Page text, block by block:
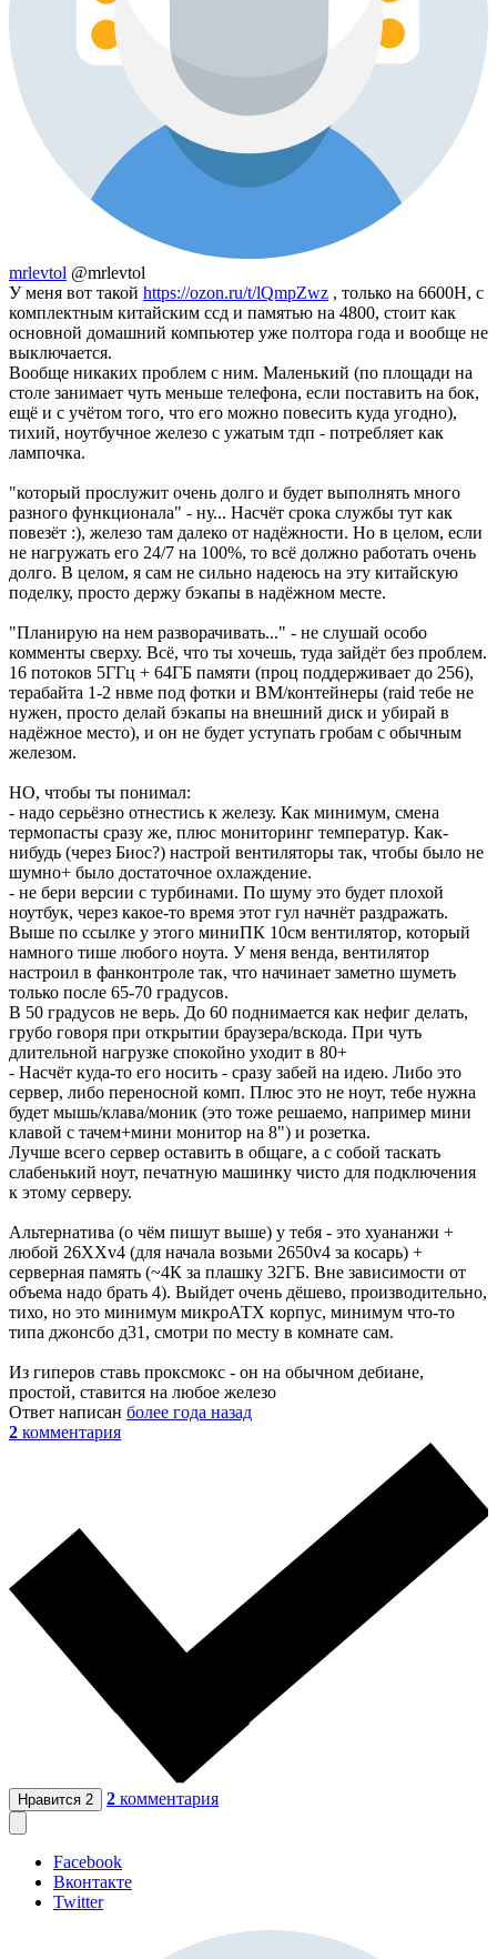
mrlevtol @mrlevtol
У меня вот такой https://ozon.ru/t/lQmpZwz , только на 6600H, с
комплектным китайским ссд и памятью на 4800, стоит как
основной домашний компьютер уже полтора года и вообще не
выключается.
Вообще никаких проблем с ним. Маленький (по площади на
столе занимает чуть меньше телефона, если поставить на бок,
ещё и с учётом того, что его можно повесить куда угодно),
тихий, ноутбучное железо с ужатым тдп - потребляет как
лампочка.
"который прослужит очень долго и будет выполнять много
разного функционала" - ну... Насчёт срока службы тут как
повезёт :), железо там далеко от надёжности. Но в целом, если
не нагружать его 24/7 на 100%, то всё должно работать очень
долго. В целом, я сам не сильно надеюсь на эту китайскую
поделку, просто держу бэкапы в надёжном месте.
"Планирую на нем разворачивать..." - не слушай особо
комменты сверху. Всё, что ты хочешь, туда зайдёт без проблем.
16 потоков 5ГГц + 64ГБ памяти (проц поддерживает до 256),
терабайта 1-2 нвме под фотки и ВМ/контейнеры (raid тебе не
нужен, просто делай бэкапы на внешний диск и убирай в
надёжное место), и он не будет уступать гробам с обычным
железом.
НО, чтобы ты понимал:
- надо серьёзно отнестись к железу. Как минимум, смена
термопасты сразу же, плюс мониторинг температур. Как-
нибудь (через Биос?) настрой вентиляторы так, чтобы было не
шумно+ было достаточное охлаждение.
- не бери версии с турбинами. По шуму это будет плохой
ноутбук, через какое-то время этот гул начнёт раздражать.
Выше по ссылке у этого миниПК 10см вентилятор, который
намного тише любого ноута. У меня венда, вентилятор
настроил в фанконтроле так, что начинает заметно шуметь
только после 65-70 градусов.
В 50 градусов не верь. До 60 поднимается как нефиг делать,
грубо говоря при открытии браузера/вскода. При чуть
длительной нагрузке спокойно уходит в 80+
- Насчёт куда-то его носить - сразу забей на идею. Либо это
сервер, либо переносной комп. Плюс это не ноут, тебе нужна
будет мышь/клава/моник (это тоже решаемо, например мини
клавой с тачем+мини монитор на 8") и розетка.
Лучше всего сервер оставить в общаге, а с собой таскать
слабенький ноут, печатную машинку чисто для подключения
к этому серверу.
Альтернатива (о чём пишут выше) у тебя - это хуананжи +
любой 26ХХv4 (для начала возьми 2650v4 за косарь) +
серверная память (~4К за плашку 32ГБ. Вне зависимости от
объема надо брать 4). Выйдет очень дёшево, производительно,
тихо, но это минимум микроАТХ корпус, минимум что-то
типа джонсбо д31, смотри по месту в комнате сам.
Из гиперов ставь проксмокс - он на обычном дебиане,
простой, ставится на любое железо
Ответ написан более года назад
2 комментария
Нравится 2 2 комментария
Facebook
Вконтакте
Twitter